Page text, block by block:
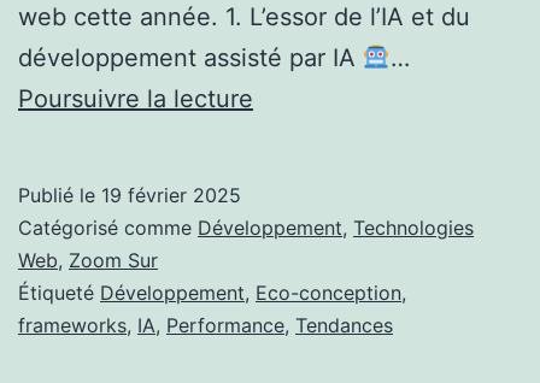
web cette année. 1. L’essor de l’IA et du
développement assisté par IA
…
Poursuivre la lecture
développement
en
2025
Publié le 19 février 2025
Catégorisé comme Développement, Technologies
Web, Zoom Sur
Étiqueté Développement, Eco-conception,
frameworks, IA, Performance, Tendances